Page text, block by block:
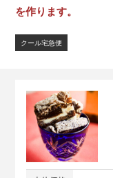
を作ります。
クール宅急便